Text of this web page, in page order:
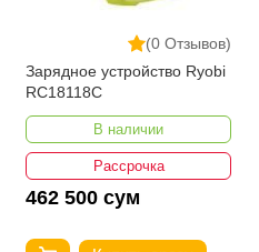
(0 Отзывов)
Зарядное устройство Ryobi
RC18118C
В наличии
Рассрочка
462 500 сум